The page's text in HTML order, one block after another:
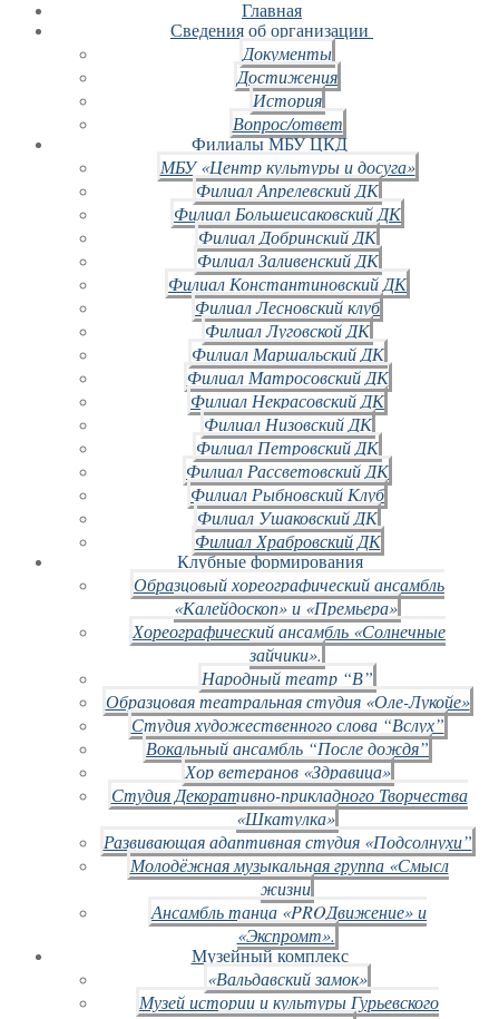
Главная
Сведения об организации
Документы
Достижения
История
Вопрос/ответ
Филиалы МБУ ЦКД
МБУ «Центр культуры и досуга»
Филиал Апрелевский ДК
Филиал Большеисаковский ДК
Филиал Добринский ДК
Филиал Заливенский ДК
Филиал Константиновский ДК
Филиал Лесновский клуб
Филиал Луговской ДК
Филиал Маршальский ДК
Филиал Матросовский ДК
Филиал Некрасовский ДК
Филиал Низовский ДК
Филиал Петровский ДК
Филиал Рассветовский ДК
Филиал Рыбновский Клуб
Филиал Ушаковский ДК
Филиал Храбровский ДК
Клубные формирования
Образцовый хореографический ансамбль
«Калейдоскоп» и «Премьера»
Хореографический ансамбль «Солнечные
зайчики».
Народный театр “В”
Образцовая театральная студия «Оле-Лукойе»
Студия художественного слова “Вслух”
Вокальный ансамбль “После дождя”
Хор ветеранов «Здравица»
Студия Декоративно-прикладного Творчества
«Шкатулка»
Развивающая адаптивная студия «Подсолнухи”
Молодёжная музыкальная группа «Смысл
жизни
Ансамбль танца «PROДвижение» и
«Экспромт».
Музейный комплекс
«Вальдавский замок»
Музей истории и культуры Гурьевского